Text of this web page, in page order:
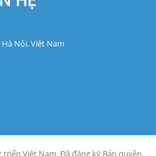
Nội, Việt Nam
Việt Nam. Đã đăng ký Bản quyền.